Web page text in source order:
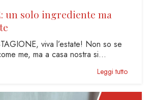
un solo ingrediente ma
viva l’estate! Non so se
me, ma a casa nostra si…
Leggi tutto